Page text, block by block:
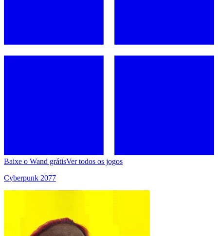
Baixe o Wand grátisVer todos os jogos
Cyberpunk 2077